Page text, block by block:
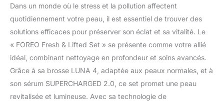
Dans un monde où le stress et la pollution affectent
quotidiennement votre peau, il est essentiel de trouver des
solutions efficaces pour préserver son éclat et sa vitalité. Le
« FOREO Fresh & Lifted Set » se présente comme votre allié
idéal, combinant nettoyage en profondeur et soins avancés.
Grâce à sa brosse LUNA 4, adaptée aux peaux normales, et à
son sérum SUPERCHARGED 2.0, ce set promet une peau
revitalisée et lumineuse. Avec sa technologie de